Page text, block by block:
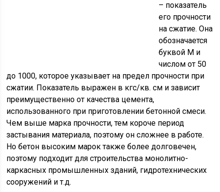
– показатель
его прочности
на сжатие. Она
обозначается
буквой М и
числом от 50
до 1000, которое указывает на предел прочности при
сжатии. Показатель выражен в кгс/кв. см и зависит
преимущественно от качества цемента,
использованного при приготовлении бетонной смеси.
Чем выше марка прочности, тем короче период
застывания материала, поэтому он сложнее в работе.
Но бетон высоким марок также более долговечен,
поэтому подходит для строительства монолитно-
каркасных промышленных зданий, гидротехнических
сооружений и т.д.